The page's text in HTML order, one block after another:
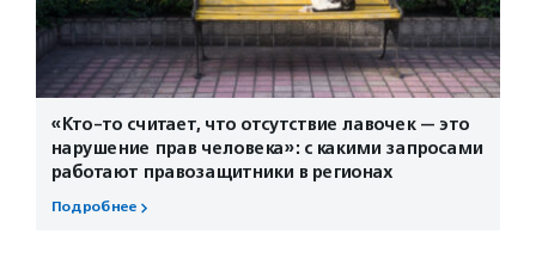
«Кто-то считает, что отсутствие лавочек — это
нарушение прав человека»: с какими запросами
работают правозащитники в регионах
Подробнее